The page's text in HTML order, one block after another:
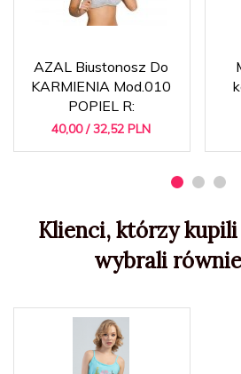
AZAL Biustonosz Do
KARMIENIA Mod.010
POPIEL R:
40,00 / 32,52 PLN
Klienci, którzy
wybrali